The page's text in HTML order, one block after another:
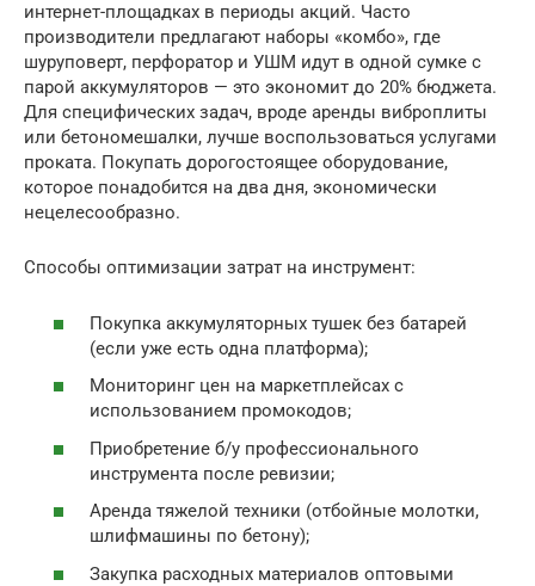
интернет-площадках в периоды акций. Часто
производители предлагают наборы «комбо», где
шуруповерт, перфоратор и УШМ идут в одной сумке с
парой аккумуляторов — это экономит до 20% бюджета.
Для специфических задач, вроде аренды виброплиты
или бетономешалки, лучше воспользоваться услугами
проката. Покупать дорогостоящее оборудование,
которое понадобится на два дня, экономически
нецелесообразно.
Способы оптимизации затрат на инструмент:
Покупка аккумуляторных тушек без батарей
(если уже есть одна платформа);
Мониторинг цен на маркетплейсах с
использованием промокодов;
Приобретение б/у профессионального
инструмента после ревизии;
Аренда тяжелой техники (отбойные молотки,
шлифмашины по бетону);
Закупка расходных материалов оптовыми